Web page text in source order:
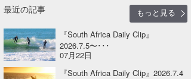
最近の記事
もっと見る
『South Africa Daily Clip』
2026.7.5〜･･･
07月22日
『South Africa Daily Clip』2026.7.4
Yasunari Inoue
Yoshiyuki Obata
Colors MAGAZINE
WAVAL
波伝説アンバサダー/プロライダー
福島寿実子
中浦“JET”章
波伝説スタッフ
☆加藤
波伝説